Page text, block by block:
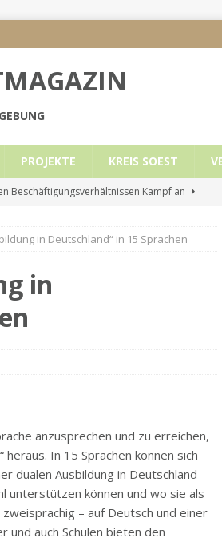
PROJEKTE KREIS SOEST
Beschäftigungsverhältnissen Kampf an
Leistungsempfänger
KREIS SOEST
vom 13.11.24
nach Cyberangriff wieder online
in Deutschland“ in 15 Sprachen
in
anzusprechen und zu erreichen,
In 15 Sprachen können sich
dualen Ausbildung in Deutschland
unterstützen können und wo sie als
– auf Deutsch und einer
und auch Schulen bieten den